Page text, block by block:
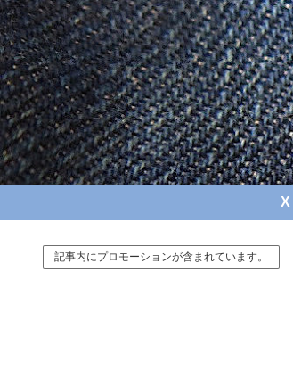
X
記事内にプロモーションが含まれています。